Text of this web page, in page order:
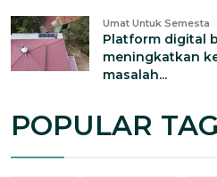
Umat Untuk Semesta
Platform digital
meningkatkan
masalah...
POPULAR